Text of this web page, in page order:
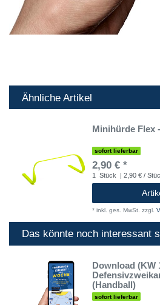
Ähnliche Artikel
Minihürde Flex
sofort lieferbar
2,90 € *
1 Stück | 2,90 € /
* inkl. ges. MwSt. zzgl.
Das könnte noch interessant
Download (KW
(Handball)
sofort lieferbar